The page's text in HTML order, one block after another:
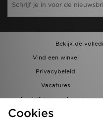
Bekijk de
Vind een winkel
Privacybeleid
Vacatures
bestellingen en levering
Partnerprogramma
Cookies